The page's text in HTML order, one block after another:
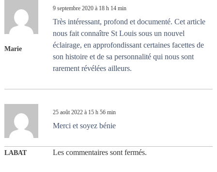
Marie
9 septembre 2020 à 18 h 14 min
Très intéressant, profond et documenté. Cet article
nous fait connaître St Louis sous un nouvel
éclairage, en approfondissant certaines facettes de
son histoire et de sa personnalité qui nous sont
rarement révélées ailleurs.
LABAT
25 août 2022 à 15 h 56 min
Merci et soyez bénie
Les commentaires sont fermés.